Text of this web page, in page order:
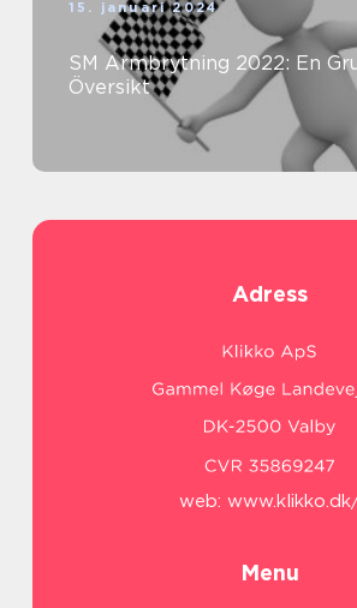
15. januari 2024
SM Armbrytning 2022: En
Översikt
Adress
web:
Menu